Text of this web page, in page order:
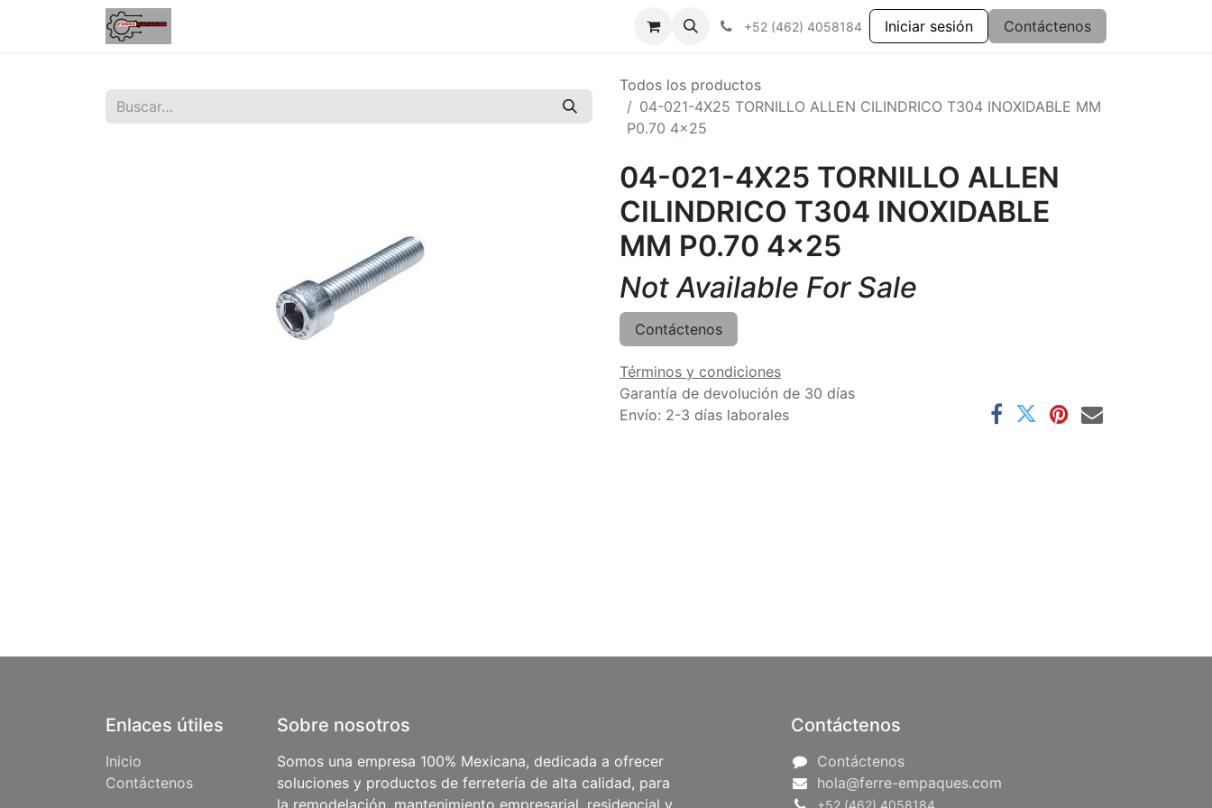
+52 (462) 4058184 Iniciar sesión Contáctenos
Todos los productos
04-021-4X25 TORNILLO ALLEN CILINDRICO T304 INOXIDABLE MM
P0.70 4x25
04-021-4X25 TORNILLO ALLEN
CILINDRICO T304 INOXIDABLE
MM P0.70 4x25
Not Available For Sale
Contáctenos
Términos y condiciones
Garantía de devolución de 30 días
Envío: 2-3 días laborales
Enlaces útiles
Inicio
Contáctenos
Sobre nosotros
Somos una empresa 100% Mexicana, dedicada a ofrecer
soluciones y productos de ferretería de alta calidad, para
la remodelación, mantenimiento empresarial, residencial y
Contáctenos
Contáctenos
hola@ferre-empaques.com
+52 (462) 4058184